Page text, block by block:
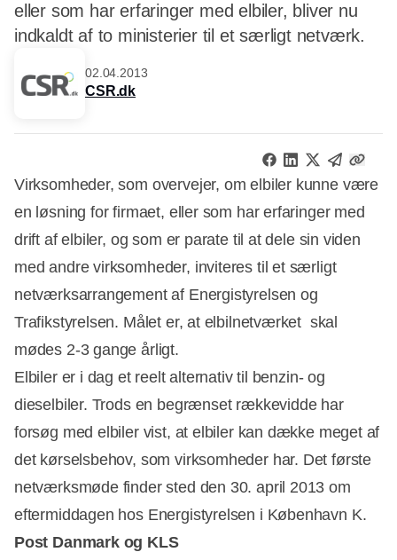
eller som har erfaringer med elbiler, bliver nu
indkaldt af to ministerier til et særligt netværk.
02.04.2013
CSR.dk
Virksomheder, som overvejer, om elbiler kunne være
en løsning for firmaet, eller som har erfaringer med
drift af elbiler, og som er parate til at dele sin viden
med andre virksomheder, inviteres til et særligt
netværksarrangement af Energistyrelsen og
Trafikstyrelsen. Målet er, at elbilnetværket skal
mødes 2-3 gange årligt.
Elbiler er i dag et reelt alternativ til benzin- og
dieselbiler. Trods en begrænset rækkevidde har
forsøg med elbiler vist, at elbiler kan dække meget af
det kørselsbehov, som virksomheder har. Det første
netværksmøde finder sted den 30. april 2013 om
eftermiddagen hos Energistyrelsen i København K.
Post Danmark og KLS